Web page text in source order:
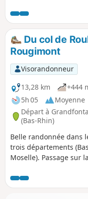
Du col de
Rougimont
Visorandonneur
13,28 km
+444
5h 05
Moyenne
Départ à
(Bas-Rhin)
Belle randonnée dans
trois départements
Moselle). Passage sur
culminant de la
ruines de Moises et